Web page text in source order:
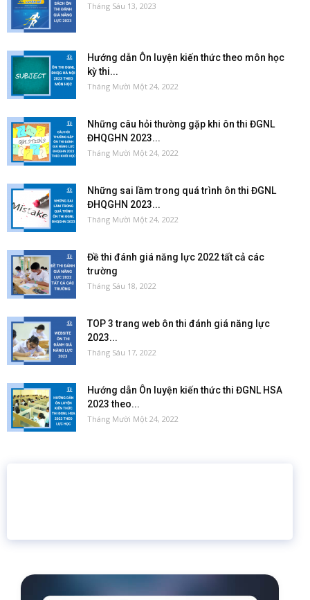
Tháng Sáu 13, 2023
Hướng dẫn Ôn luyện kiến thức theo môn học
kỳ thi...
Tháng Mười Một 24, 2022
Những câu hỏi thường gặp khi ôn thi ĐGNL
ĐHQGHN 2023...
Tháng Mười Một 24, 2022
Những sai lầm trong quá trình ôn thi ĐGNL
ĐHQGHN 2023...
Tháng Mười Một 24, 2022
Đề thi đánh giá năng lực 2022 tất cả các
trường
Tháng Sáu 18, 2022
TOP 3 trang web ôn thi đánh giá năng lực
2023...
Tháng Sáu 17, 2022
Hướng dẫn Ôn luyện kiến thức thi ĐGNL HSA
2023 theo...
Tháng Mười Một 24, 2022